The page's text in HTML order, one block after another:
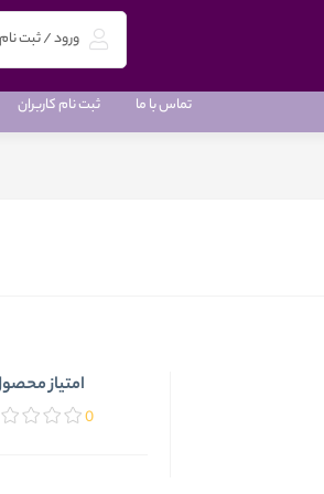
ورود / ثبت نام
تماس با ما ثبت نام کاربران
امتیاز
0